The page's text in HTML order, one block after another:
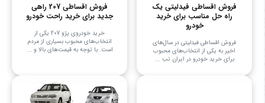
فروش اقساطی فیدلیتی یک
راه حل مناسب برای خرید
خودرو
فروش اقساطی فیدلیتی در سال‌های
اخیر به یکی از انتخاب‌های محبوب
برای خرید خودرو در ایران تب ...
فروش اقساطی 207 راهی
جدید برای خرید راحت خودرو
خرید خودروی پژو 207 یکی از
انتخاب‌های محبوب بسیاری از مردم
است. با توجه به قیمت‌های بالا و ...